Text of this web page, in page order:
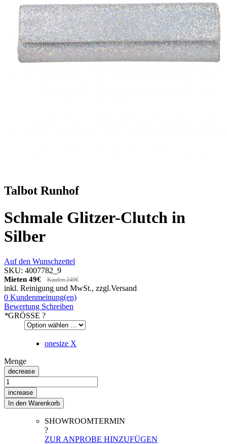
Talbot Runhof
Schmale Glitzer-Clutch in
Silber
Auf den Wunschzettel
SKU: 4007782_9
Mieten 49€ Kaufen 249€
inkl. Reinigung und MwSt., zzgl.Versand
0 Kundenmeinung(en)
Bewertung Schreiben
*GRÖSSE ?
onesize X
Menge
decrease
increase
In den Warenkorb
SHOWROOMTERMIN
?
ZUR ANPROBE HINZUFÜGEN